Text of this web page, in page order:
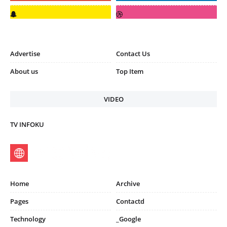
Advertise
Contact Us
About us
Top Item
VIDEO
TV INFOKU
Home
Archive
Pages
Contactd
Technology
_Google